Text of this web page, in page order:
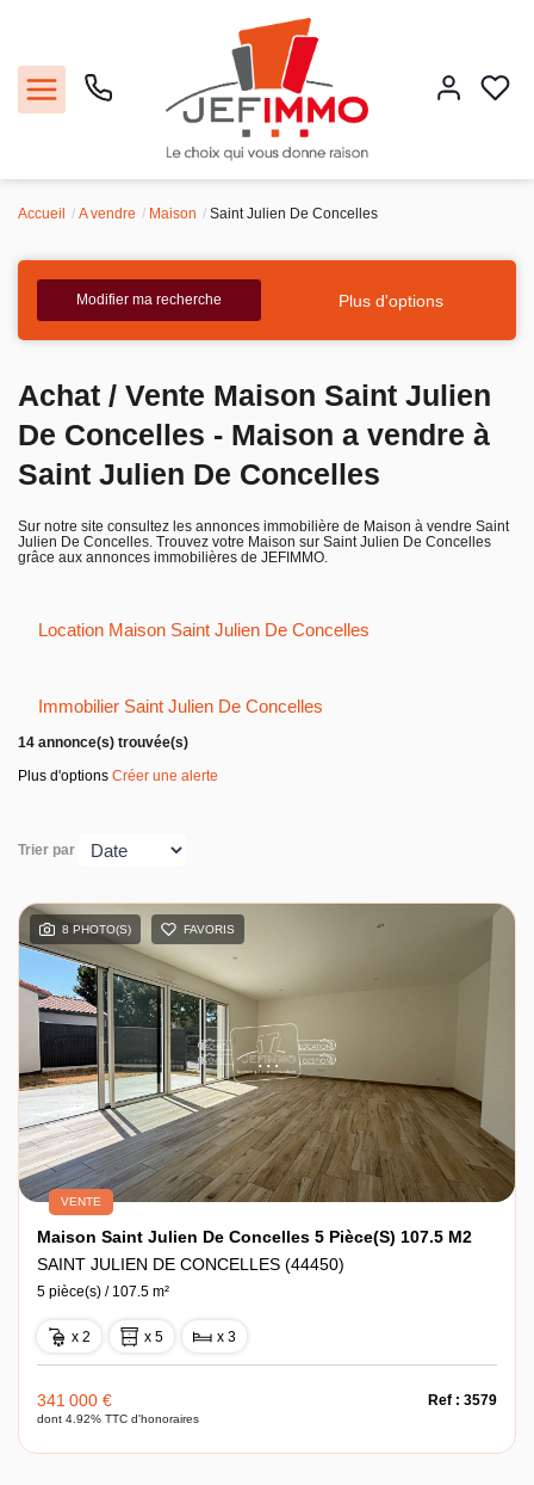
Louer
Faire gérer
Estimer
Entreprise
Nos agences
Accueil A vendre Maison Saint Julien De Concelles
Modifier ma recherche Plus d'options
Achat / Vente Maison Saint Julien
De Concelles - Maison a vendre à
Saint Julien De Concelles
Sur notre site consultez les annonces immobilière de Maison à vendre Saint
Julien De Concelles. Trouvez votre Maison sur Saint Julien De Concelles
grâce aux annonces immobilières de JEFIMMO.
Location Maison Saint Julien De Concelles
Immobilier Saint Julien De Concelles
14 annonce(s) trouvée(s)
Plus d'options Créer une alerte
Trier par
8 PHOTO(S) FAVORIS
VENTE
Maison Saint Julien De Concelles 5 Pièce(s) 107.5 M2
SAINT JULIEN DE CONCELLES (44450)
5 pièce(s) / 107.5 m²
x 2 x 5 x 3
341 000 €
dont 4.92% TTC d'honoraires
Ref : 3579